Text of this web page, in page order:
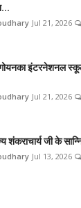
Jul 21, 2026
इंटरनेशनल
Jul 21, 2026
शंकराचार्य जी के
Jul 13, 2026